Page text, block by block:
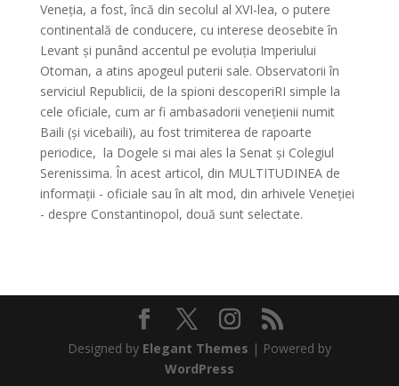
Veneția, a fost, încă din secolul al XVI-lea, o putere
continentală de conducere, cu interese deosebite în
Levant și punând accentul pe evoluția Imperiului
Otoman, a atins apogeul puterii sale. Observatorii în
serviciul Republicii, de la spioni descoperiRI simple la
cele oficiale, cum ar fi ambasadorii venețienii numit
Baili (și vicebaili), au fost trimiterea de rapoarte
periodice, la Dogele si mai ales la Senat și Colegiul
Serenissima. În acest articol, din MULTITUDINEA de
informații - oficiale sau în alt mod, din arhivele Veneției
- despre Constantinopol, două sunt selectate.
Designed by Elegant Themes | Powered by
WordPress